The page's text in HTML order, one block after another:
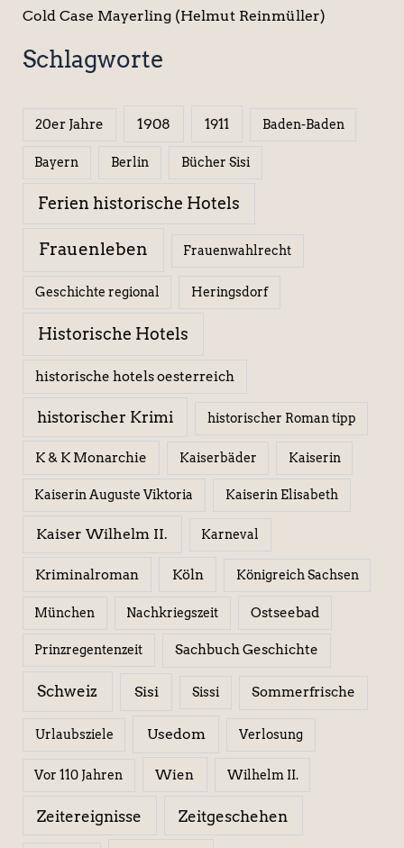
Cold Case Mayerling (Helmut Reinmüller)
Schlagworte
20er Jahre 1908 1911 Baden-Baden
Bayern Berlin Bücher Sisi
Ferien historische Hotels
Frauenleben Frauenwahlrecht
Geschichte regional Heringsdorf
Historische Hotels
historische hotels oesterreich
historischer Krimi historischer Roman tipp
K & K Monarchie Kaiserbäder Kaiserin
Kaiserin Auguste Viktoria Kaiserin Elisabeth
Kaiser Wilhelm II. Karneval
Kriminalroman Köln Königreich Sachsen
München Nachkriegszeit Ostseebad
Prinzregentenzeit Sachbuch Geschichte
Schweiz Sisi Sissi Sommerfrische
Urlaubsziele Usedom Verlosung
Vor 110 Jahren Wien Wilhelm II.
Zeitereignisse Zeitgeschehen